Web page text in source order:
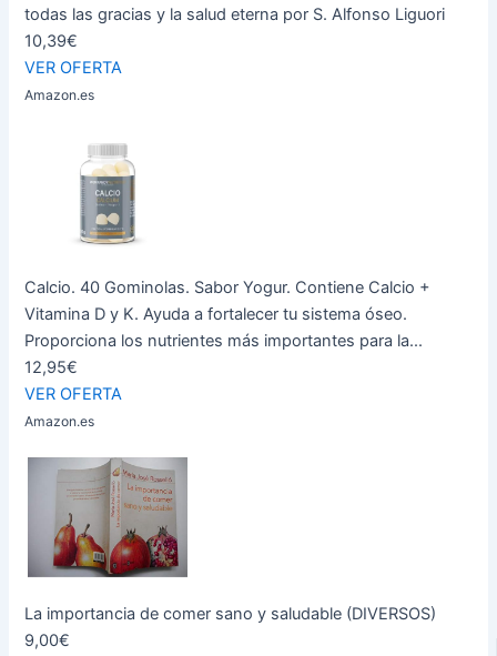
todas las gracias y la salud eterna por S. Alfonso Liguori
10,39€
VER OFERTA
Amazon.es
Calcio. 40 Gominolas. Sabor Yogur. Contiene Calcio +
Vitamina D y K. Ayuda a fortalecer tu sistema óseo.
Proporciona los nutrientes más importantes para la...
12,95€
VER OFERTA
Amazon.es
La importancia de comer sano y saludable (DIVERSOS)
9,00€